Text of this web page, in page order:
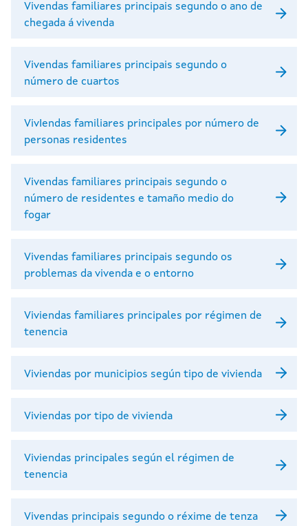
Vivendas familiares principais segundo o ano de
chegada á vivenda
Vivendas familiares principais segundo o
número de cuartos
VivIendas familiares principales por número de
personas residentes
Vivendas familiares principais segundo o
número de residentes e tamaño medio do
fogar
Vivendas familiares principais segundo os
problemas da vivenda e o entorno
Viviendas familiares principales por régimen de
tenencia
Viviendas por municipios según tipo de vivienda
Viviendas por tipo de vivienda
Viviendas principales según el régimen de
tenencia
Vivendas principais segundo o réxime de tenza